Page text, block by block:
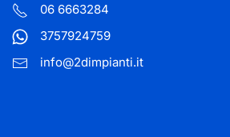
06 6663284
3757924759
info@2dimpianti.it